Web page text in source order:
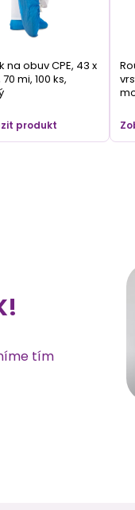
na obuv CPE, 43 x
mi, 100 ks,
produkt
tím